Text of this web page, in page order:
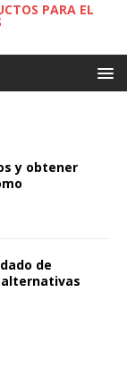
PARA EL
y obtener
de
alternativas